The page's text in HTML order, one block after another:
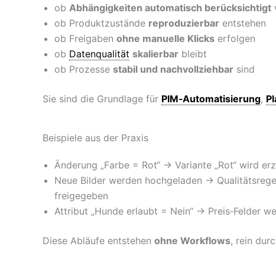
ob Abhängigkeiten automatisch berücksichtigt
ob Produktzustände reproduzierbar entstehen
ob Freigaben ohne manuelle Klicks erfolgen
ob Datenqualität skalierbar bleibt
ob Prozesse stabil und nachvollziehbar sind
Sie sind die Grundlage für PIM‑Automatisierung,
Beispiele aus der Praxis
Änderung „Farbe = Rot“ → Variante „Rot“ wird
Neue Bilder werden hochgeladen →
freigegeben
Attribut „Hunde erlaubt = Nein“ → Preis‑Felder
Diese Abläufe entstehen ohne Workflows, rein